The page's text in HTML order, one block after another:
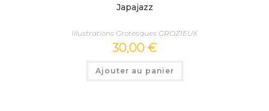
Japajazz
Illustrations Grotesques GROZIEUX
30,00 €
Ajouter au panier